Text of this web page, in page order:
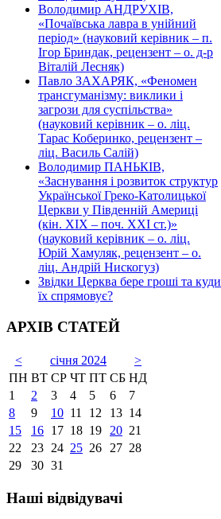
Володимир АНДРУХІВ,
«Почаївська лавра в унійний
період» (науковий керівник – п.
Ігор Бриндак, рецензент – о. д-р
Віталій Лесняк)
Павло ЗАХАРЯК, «Феномен
трансгуманізму: виклики і
загрози для суспільства»
(науковий керівник – о. ліц.
Тарас Коберинко, рецензент –
ліц. Василь Салій)
Володимир ПАНЬКІВ,
«Заснування і розвиток структур
Української Греко-Католицької
Церкви у Південній Америці
(кін. ХІХ – поч. ХХІ ст.)»
(науковий керівник – о. ліц.
Юрій Хамуляк, рецензент – о.
ліц. Андрій Нискогуз)
Звідки Церква бере гроші та куди
їх спрямовує?
АРХІВ СТАТЕЙ
< січня 2024
>
ПН ВТ СР ЧТ ПТ СБ НД
1
2 3 4 5 6
7
8
9 10 11 12 13 14
15
16 17 18 19 20 21
22
23 24 25 26 27 28
29
30 31
Наші відвідувачі